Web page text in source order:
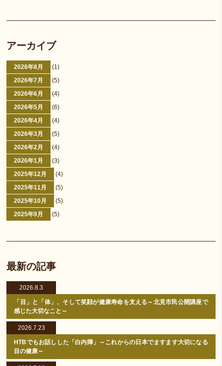
アーカイブ
2026年8月
(1)
2026年7月
(5)
2026年6月
(4)
2026年5月
(6)
2026年4月
(4)
2026年3月
(5)
2026年2月
(4)
2026年1月
(3)
2025年12月
(4)
2025年11月
(5)
2025年10月
(5)
2025年9月
(5)
最新の記事
2026.8.3
「目」と「体」、そして笑顔が健康寿命を支える～北見市民公開講座で
感じた大切なこと～
2026.7.23
HTBでもお話しした「白内障」～これからの日本でますます大切になる
目の健康～